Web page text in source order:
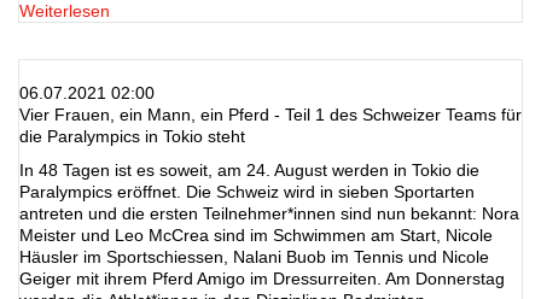
Weiterlesen
06.07.2021 02:00
Vier Frauen, ein Mann, ein Pferd - Teil 1 des Schweizer Teams für
die Paralympics in Tokio steht
In 48 Tagen ist es soweit, am 24. August werden in Tokio die
Paralympics eröffnet. Die Schweiz wird in sieben Sportarten
antreten und die ersten Teilnehmer*innen sind nun bekannt: Nora
Meister und Leo McCrea sind im Schwimmen am Start, Nicole
Häusler im Sportschiessen, Nalani Buob im Tennis und Nicole
Geiger mit ihrem Pferd Amigo im Dressurreiten. Am Donnerstag